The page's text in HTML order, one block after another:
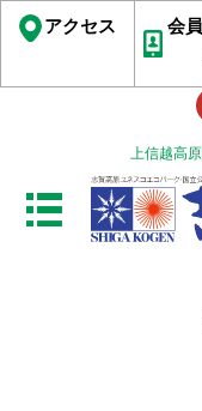
上信越高
アクセス
会